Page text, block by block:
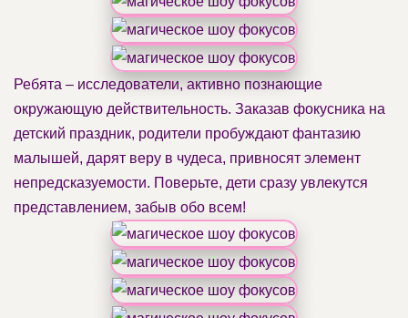
Ребята – исследователи, активно познающие
окружающую действительность. Заказав фокусника на
детский праздник, родители пробуждают фантазию
малышей, дарят веру в чудеса, привносят элемент
непредсказуемости. Поверьте, дети сразу увлекутся
представлением, забыв обо всем!